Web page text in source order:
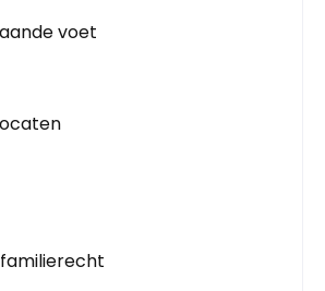
voet